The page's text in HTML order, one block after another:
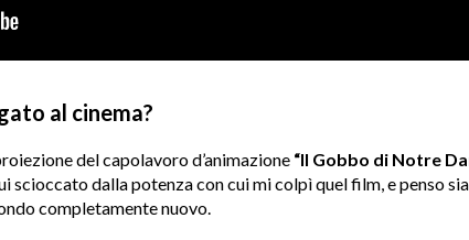
al cinema?
del capolavoro d’animazione “Il Gobbo di Notre
scioccato dalla potenza con cui mi colpì quel film, e penso
completamente nuovo.